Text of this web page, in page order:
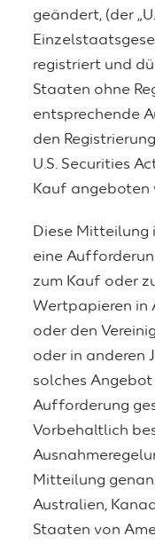
geändert, (der
registriert und
Staaten ohne
entsprechende
den
U.S. Securities
Kauf angeboten
Diese Mitteilung
eine
zum Kauf oder
Wertpapieren in
oder den
oder in anderen
solches
Aufforderung
Vorbehaltlich
Mitteilung
Australien,
Staaten von